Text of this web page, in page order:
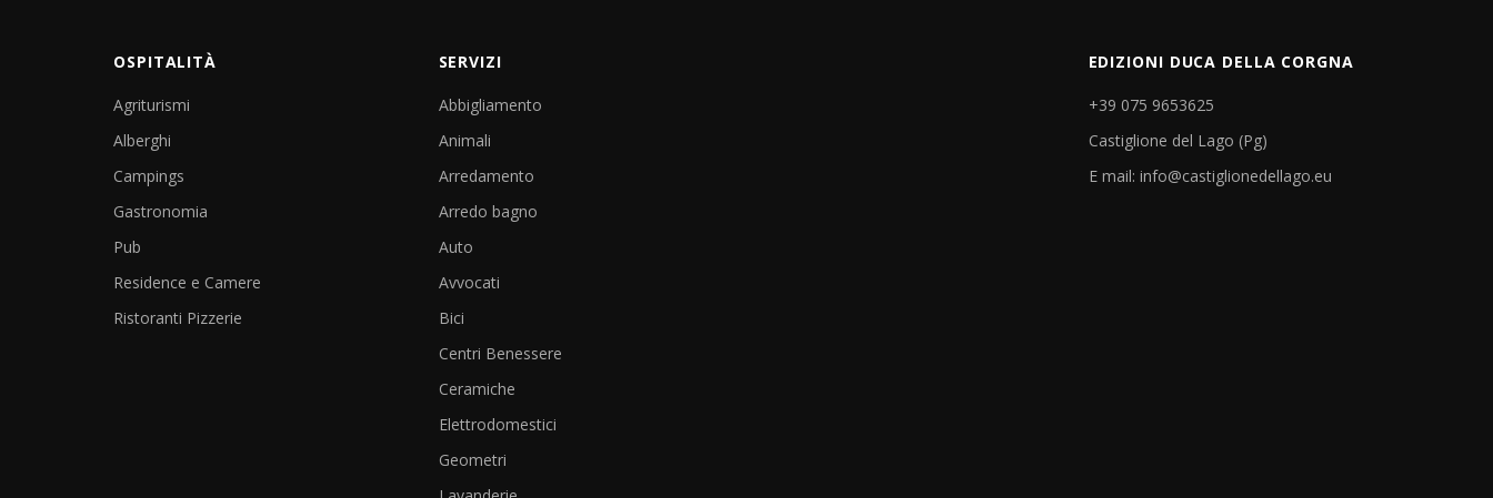
OSPITALITÀ
Agriturismi
Alberghi
Campings
Gastronomia
Pub
Residence e Camere
Ristoranti Pizzerie
SERVIZI
Abbigliamento
Animali
Arredamento
Arredo bagno
Auto
Avvocati
Bici
Centri Benessere
Ceramiche
Elettrodomestici
Geometri
EDIZIONI DUCA DELLA CORGNA
+39 075 9653625
Castiglione del Lago (Pg)
E mail: info@castiglionedellago.eu